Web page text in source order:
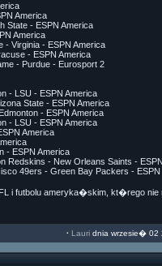
America
State - ESPN America
America
- Virginia - ESPN America
- ESPN America
- Purdue - Eurosport 2
- LSU - ESPN America
State - ESPN America
- ESPN America
- LSU - ESPN America
America
- ESPN America
Redskins - New Orleans Saints -
49ers - Green Bay Packers - ESPN
i futbolu ameryka�skim, kt�rego
· Lauri dnia wrzesie� 02